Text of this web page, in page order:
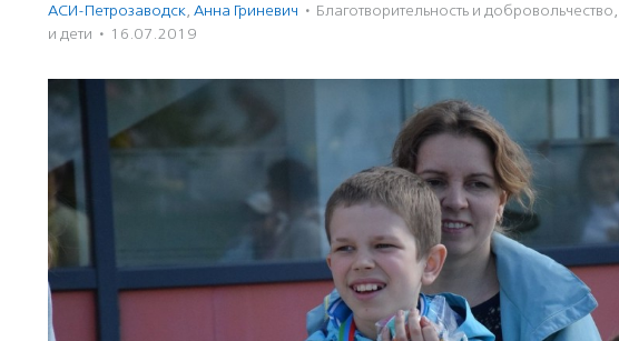
АСИ-Петрозаводск, Анна Гриневич · Благотвори­тель­ность и доброволь­чест­во,
и дети · 16.07.2019